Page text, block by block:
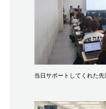
当日サポートしてくれた先